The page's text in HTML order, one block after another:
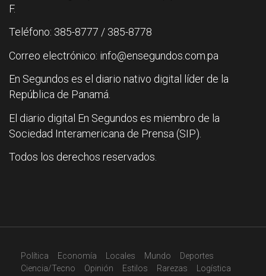
F.
Teléfono: 385-8777 / 385-8778
Correo electrónico: info@ensegundos.com.pa
En Segundos es el diario nativo digital líder de la
República de Panamá.
El diario digital En Segundos es miembro de la
Sociedad Interamericana de Prensa (SIP).
Todos los derechos reservados.
Política Economía Locales Mundo
Deportes
Ciencia/Tecno
Opinión Estilos Rarezas Logística